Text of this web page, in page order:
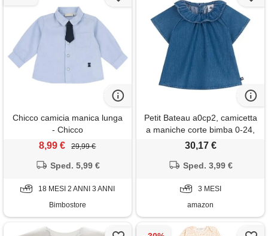
Chicco camicia manica lunga
- Chicco
8,99 € 29,99 €
Sped. 5,99 €
18 MESI 2 ANNI 3 ANNI
Bimbostore
Petit Bateau a0cp2, camicetta
a maniche corte bimba 0-24,
blu, 3 mesi
30,17 €
Sped. 3,99 €
3 MESI
amazon